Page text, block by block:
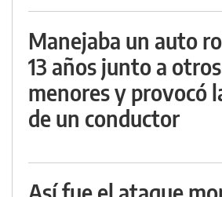
Manejaba un auto
13 años junto a
menores y provocó
de un conductor